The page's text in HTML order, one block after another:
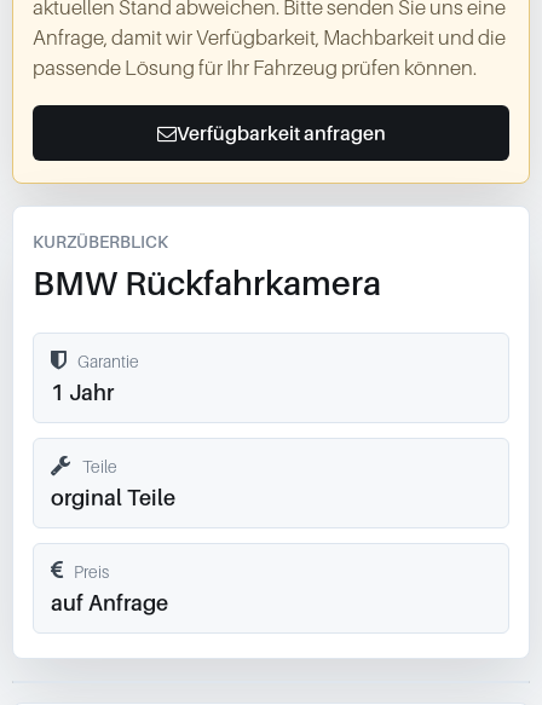
aktuellen Stand abweichen. Bitte senden Sie uns eine
Anfrage, damit wir Verfügbarkeit, Machbarkeit und die
passende Lösung für Ihr Fahrzeug prüfen können.
Verfügbarkeit anfragen
KURZÜBERBLICK
BMW Rückfahrkamera
Garantie
1 Jahr
Teile
orginal Teile
Preis
auf Anfrage